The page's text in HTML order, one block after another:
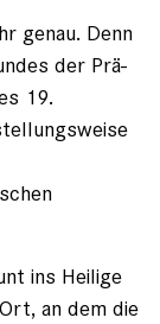
genau. Denn
der Prä­
19.
ins Heilige
an dem die